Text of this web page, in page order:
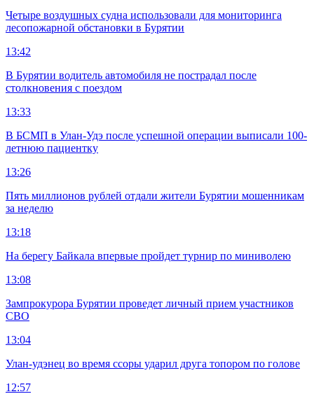
Четыре воздушных судна использовали для мониторинга
лесопожарной обстановки в Бурятии
13:42
В Бурятии водитель автомобиля не пострадал после
столкновения с поездом
13:33
В БСМП в Улан-Удэ после успешной операции выписали 100-
летнюю пациентку
13:26
Пять миллионов рублей отдали жители Бурятии мошенникам
за неделю
13:18
На берегу Байкала впервые пройдет турнир по миниволею
13:08
Зампрокурора Бурятии проведет личный прием участников
СВО
13:04
Улан-удэнец во время ссоры ударил друга топором по голове
12:57